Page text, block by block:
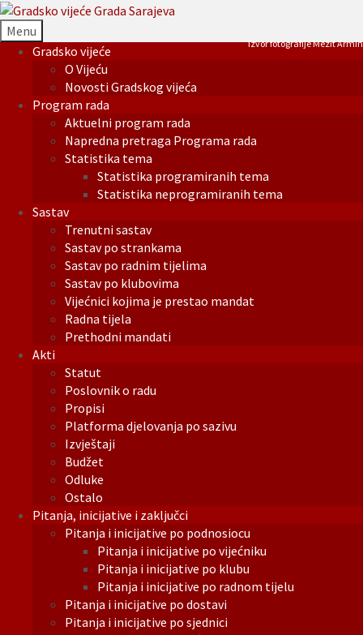
Menu
Gradsko vijeće
O Vijeću
Novosti Gradskog vijeća
Program rada
Aktuelni program rada
Napredna pretraga Programa rada
Statistika tema
Statistika programiranih tema
Statistika neprogramiranih tema
Sastav
Trenutni sastav
Sastav po strankama
Sastav po radnim tijelima
Sastav po klubovima
Vijećnici kojima je prestao mandat
Radna tijela
Prethodni mandati
Akti
Statut
Poslovnik o radu
Propisi
Platforma djelovanja po sazivu
Izvještaji
Budžet
Odluke
Ostalo
Pitanja, inicijative i zaključci
Pitanja i inicijative po podnosiocu
Pitanja i inicijative po vijećniku
Pitanja i inicijative po klubu
Pitanja i inicijative po radnom tijelu
Pitanja i inicijative po dostavi
Pitanja i inicijative po sjednici
Izvor fotografije Mezit Armin